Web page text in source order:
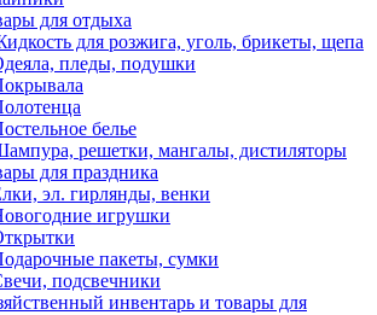
для отдыха
для розжига, уголь, брикеты, щепа
пледы, подушки
белье
решетки, мангалы, дистиляторы
для праздника
эл. гирлянды, венки
игрушки
пакеты, сумки
подсвечники
инвентарь и товары для